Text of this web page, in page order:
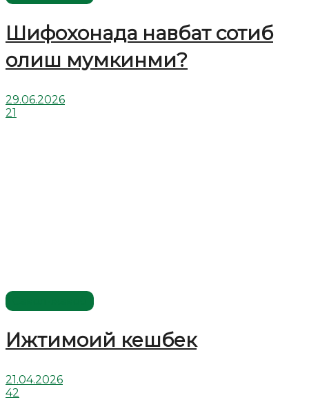
Шифохонада навбат сотиб
олиш мумкинми?
29.06.2026
21
Ижтимоий кешбек
21.04.2026
42